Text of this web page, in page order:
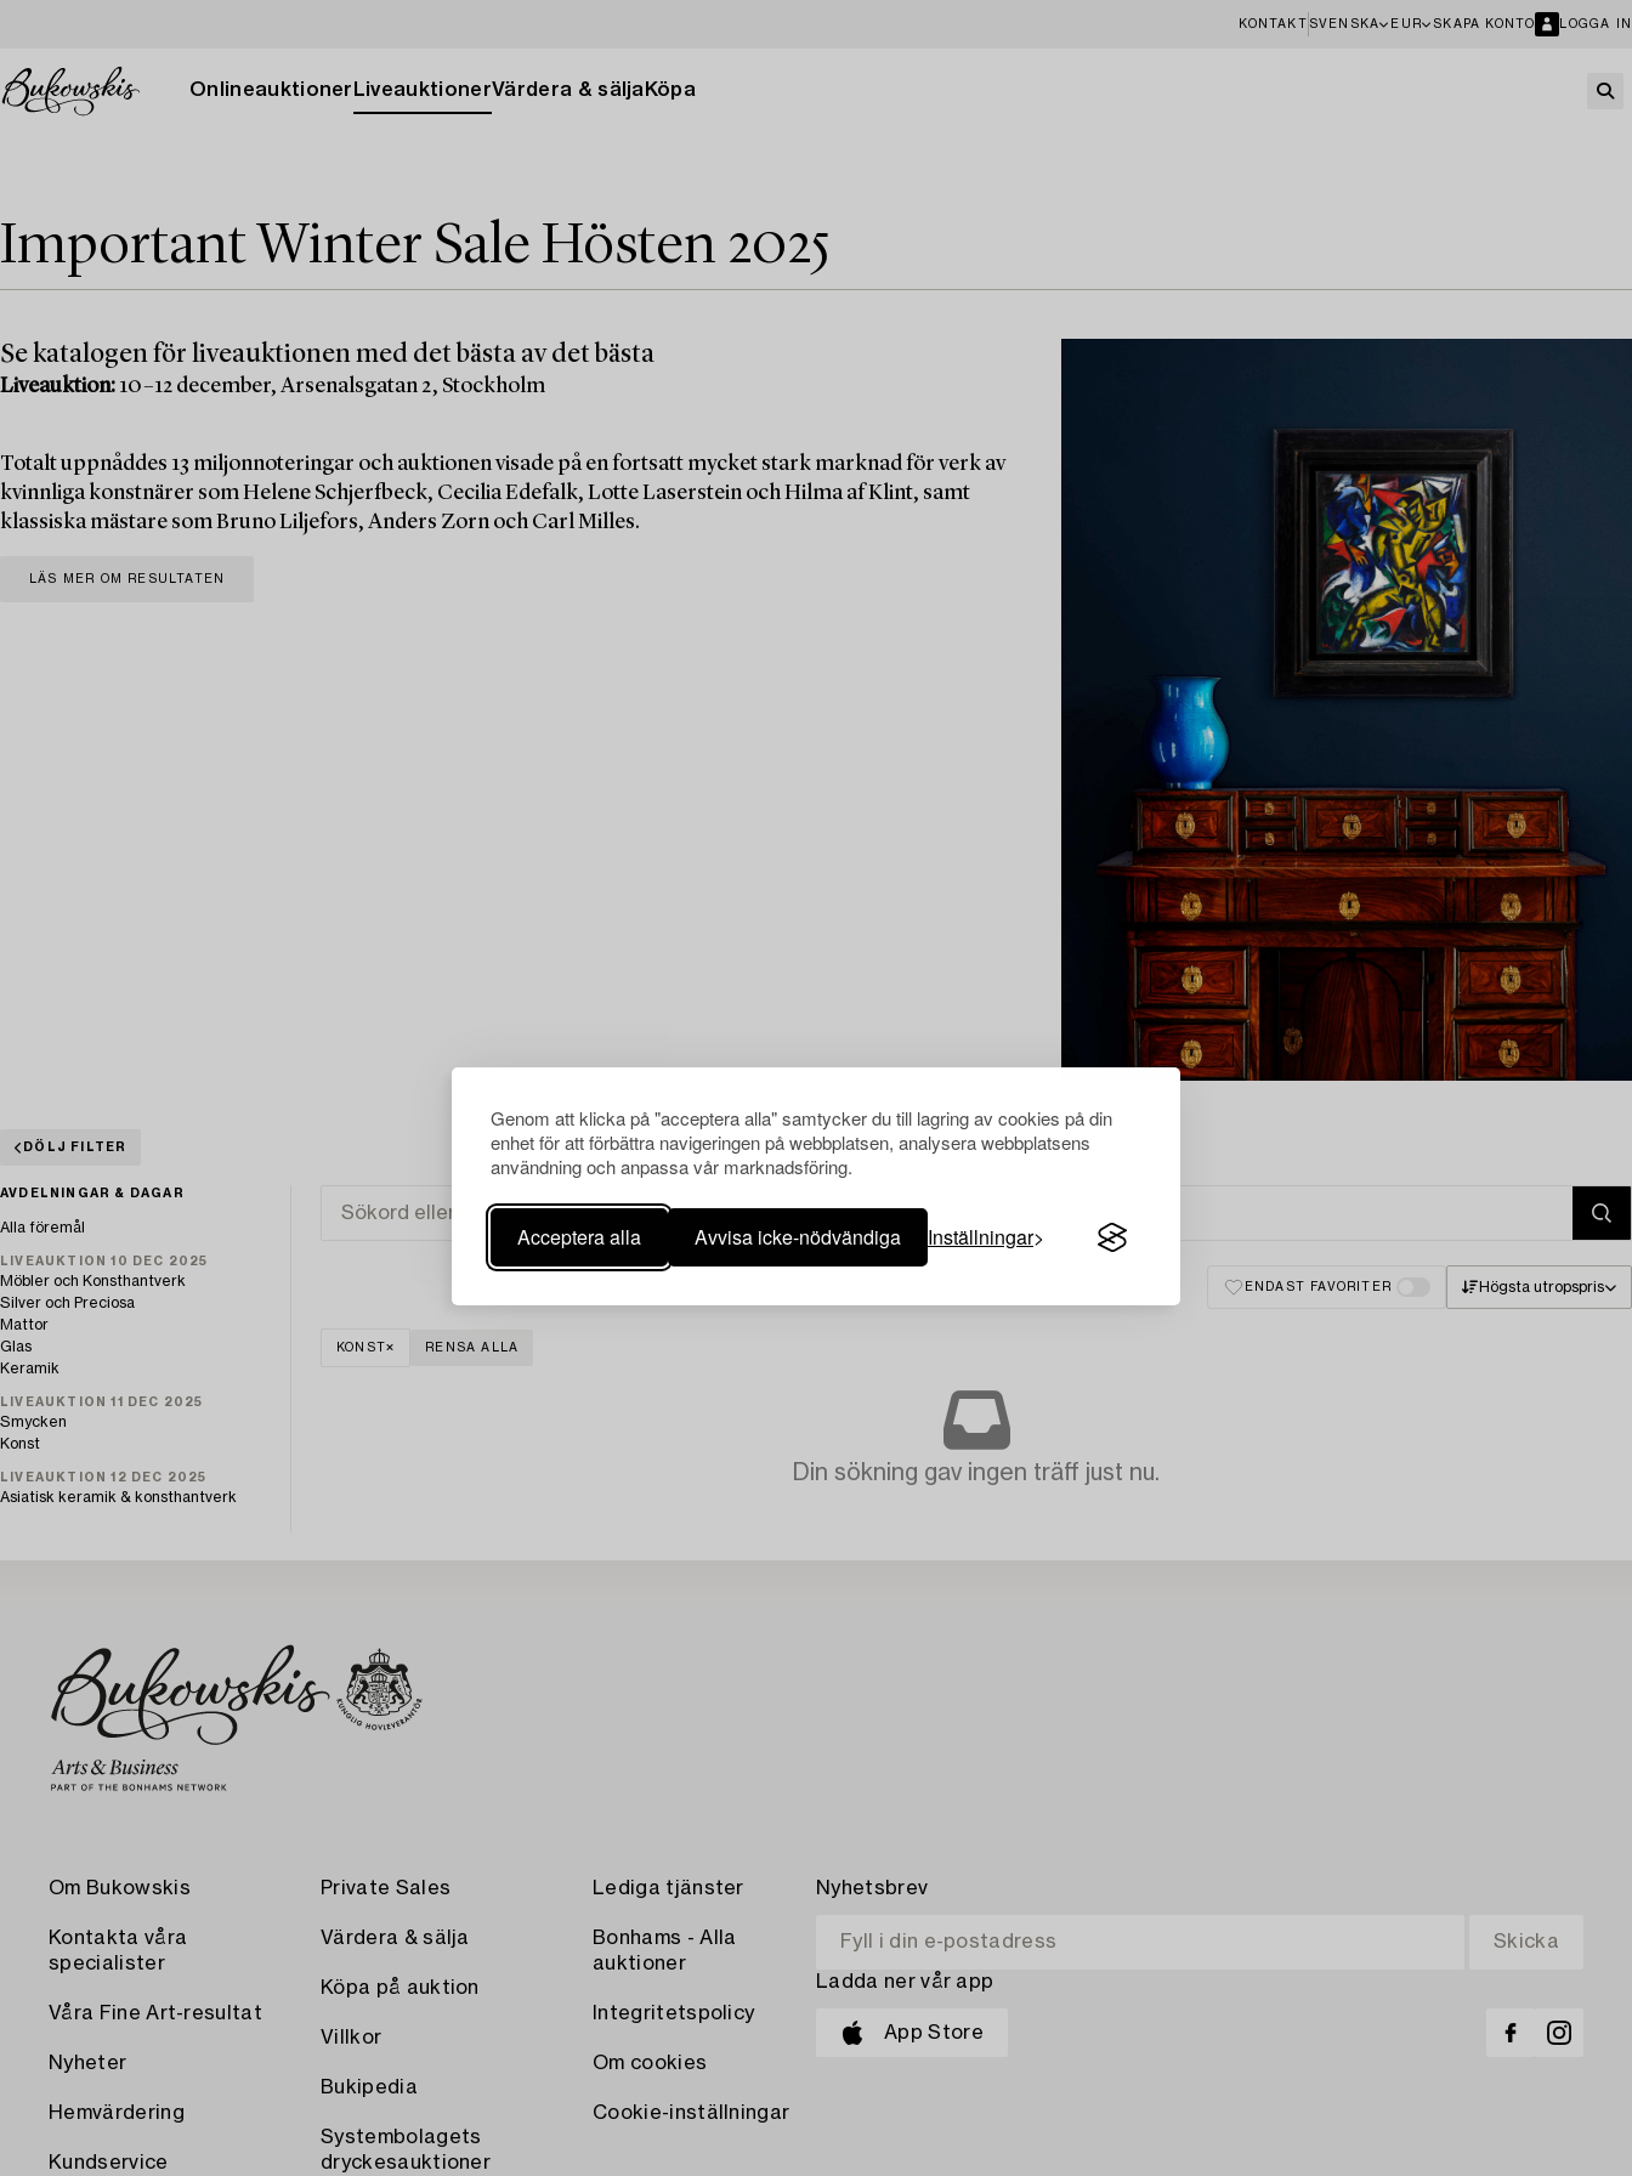
Genom att klicka på "acceptera alla" samtycker du till lagring av cookies på din
enhet för att förbättra navigeringen på webbplatsen, analysera webbplatsens
användning och anpassa vår marknadsföring.
Acceptera alla Avvisa icke-nödvändiga Inställningar
KONTAKT SVENSKA EUR SKAPA KONTO LOGGA IN
Onlineauktioner LiveauktionerVärdera & sälja Köpa
Important Winter Sale Hösten 2025
Se katalogen för liveauktionen med det bästa av det bästa
Liveauktion: 10–12 december, Arsenalsgatan 2, Stockholm
Totalt uppnåddes 13 miljonnoteringar och auktionen visade på en fortsatt mycket stark marknad för verk av
kvinnliga konstnärer som Helene Schjerfbeck, Cecilia Edefalk, Lotte Laserstein och Hilma af Klint, samt
klassiska mästare som Bruno Liljefors, Anders Zorn och Carl Milles.
LÄS MER OM RESULTATEN
DÖLJ FILTER
AVDELNINGAR & DAGAR
Alla föremål
LIVEAUKTION 10 DEC 2025
Möbler och Konsthantverk
Silver och Preciosa
Mattor
Glas
Keramik
LIVEAUKTION 11 DEC 2025
Smycken
Konst
LIVEAUKTION 12 DEC 2025
Asiatisk keramik & konsthantverk
ENDAST FAVORITER Högsta utropspris
KONST RENSA ALLA
Din sökning gav ingen träff just nu.
Om Bukowskis
Kontakta våra
specialister
Våra Fine Art-resultat
Nyheter
Hemvärdering
Kundservice
Private Sales
Värdera & sälja
Köpa på auktion
Villkor
Bukipedia
Systembolagets
dryckesauktioner
Lediga tjänster
Bonhams - Alla
auktioner
Integritetspolicy
Om cookies
Cookie-inställningar
Nyhetsbrev
Ladda ner vår app
App Store